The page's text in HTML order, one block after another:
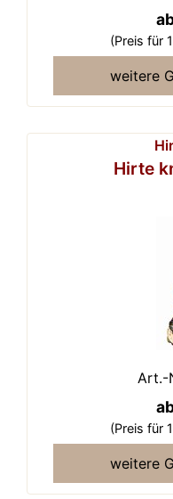
(Preis für
weitere
Hirte
Art.-
(Preis für
weitere